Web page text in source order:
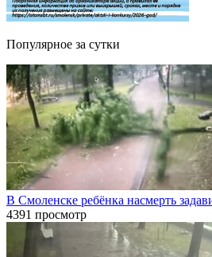
Популярное за сутки
В Смоленске ребёнка насмерть
4391 просмотр